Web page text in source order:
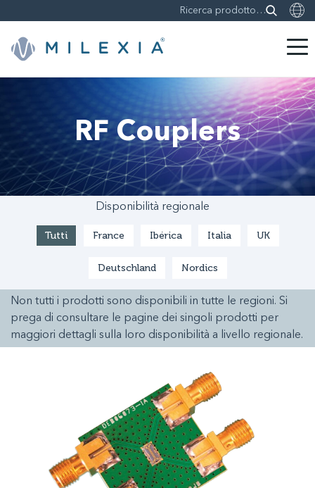
RF Couplers
Disponibilità regionale
Tutti France Ibérica Italia UK
Deutschland Nordics
Non tutti i prodotti sono disponibili in tutte le regioni. Si
prega di consultare le pagine dei singoli prodotti per
maggiori dettagli sulla loro disponibilità a livello regionale.